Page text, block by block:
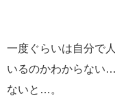
一度ぐらいは自分で
いるのかわからない
ないと…。